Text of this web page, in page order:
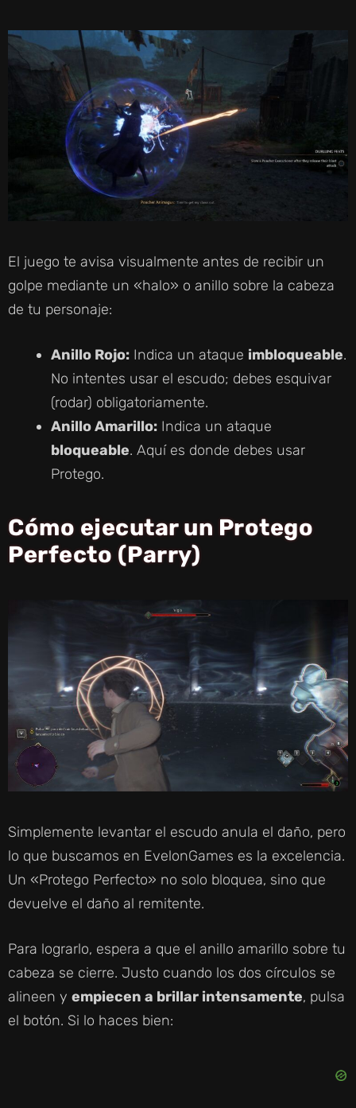
El juego te avisa visualmente antes de recibir un
golpe mediante un «halo» o anillo sobre la cabeza
de tu personaje:
Anillo Rojo: Indica un ataque imbloqueable.
No intentes usar el escudo; debes esquivar
(rodar) obligatoriamente.
Anillo Amarillo: Indica un ataque
bloqueable. Aquí es donde debes usar
Protego.
Cómo ejecutar un Protego
Perfecto (Parry)
Simplemente levantar el escudo anula el daño, pero
lo que buscamos en EvelonGames es la excelencia.
Un «Protego Perfecto» no solo bloquea, sino que
devuelve el daño al remitente.
Para lograrlo, espera a que el anillo amarillo sobre tu
cabeza se cierre. Justo cuando los dos círculos se
alineen y empiecen a brillar intensamente, pulsa
el botón. Si lo haces bien: